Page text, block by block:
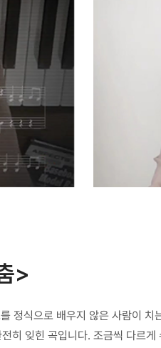
>
식으로 배우지 않은 사람이 치
히 잊힌 곡입니다. 조금씩 다르